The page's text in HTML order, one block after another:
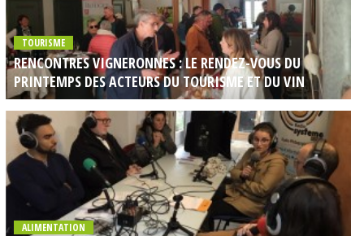
TOURISME
RENCONTRES VIGNERONNES : LE RENDEZ-VOUS DU
PRINTEMPS DES ACTEURS DU TOURISME ET DU VIN
ALIMENTATION